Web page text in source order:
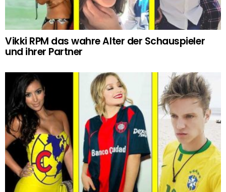
Vikki RPM das wahre Alter der Schauspieler
und ihrer Partner